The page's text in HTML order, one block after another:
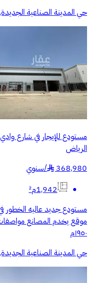
حي المدينة الصناعية
مستودع للإيجار في شارع
الرياض
368,980
§
/سنوي
1,942م²
مستودع جديد عاليه
١٩٥٠م
حي المدينة الصناعية